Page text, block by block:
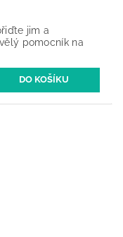
jim a
pomocník na